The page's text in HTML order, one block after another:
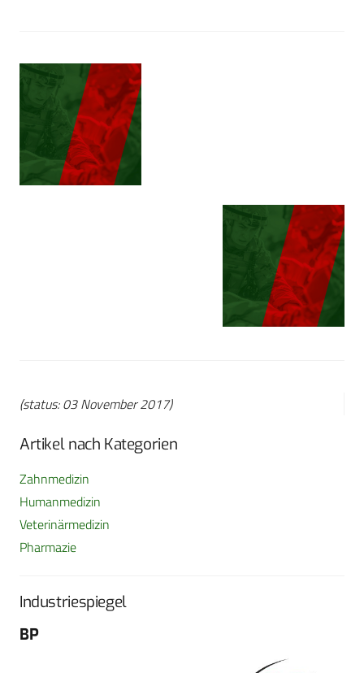
(status: 03 November 2017)
Artikel nach Kategorien
Zahnmedizin
Humanmedizin
Veterinärmedizin
Pharmazie
Industriespiegel
BP